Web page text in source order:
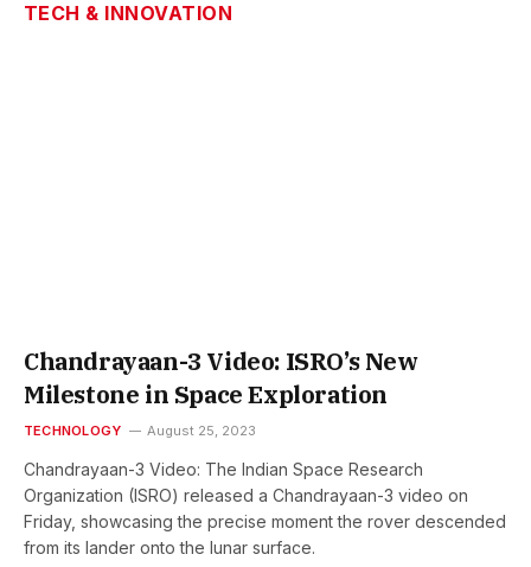
TECH & INNOVATION
Chandrayaan-3 Video: ISRO’s New
Milestone in Space Exploration
TECHNOLOGY August 25, 2023
Chandrayaan-3 Video: The Indian Space Research
Organization (ISRO) released a Chandrayaan-3 video on
Friday, showcasing the precise moment the rover descended
from its lander onto the lunar surface.